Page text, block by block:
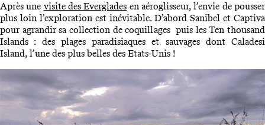
Après une visite des Everglades en aéroglisseur, l’envie de pousser
plus loin l’exploration est inévitable. D’abord Sanibel et Captiva
pour agrandir sa collection de coquillages puis les Ten thousand
Islands : des plages paradisiaques et sauvages dont Caladesi
Island, l’une des plus belles des Etats-Unis !